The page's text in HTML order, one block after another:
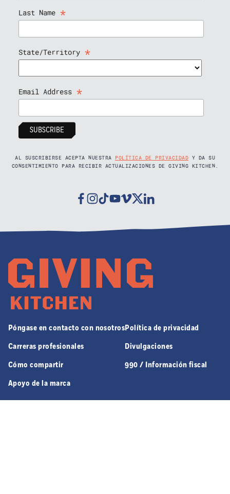
Last Name *
State/Territory *
Email Address *
AL SUSCRIBIRSE ACEPTA NUESTRA POLÍTICA DE PRIVACIDAD Y DA SU
CONSENTIMIENTO PARA RECIBIR ACTUALIZACIONES DE GIVING KITCHEN.
Facebook
Instagram
TiktokYoutube
VimeoTwitterLinkedin
Póngase en contacto con nosotros
Carreras profesionales
Cómo compartir
Apoyo de la marca
Política de privacidad
Divulgaciones
990 / Información fiscal